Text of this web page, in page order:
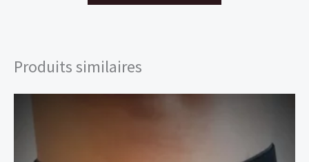
Produits similaires